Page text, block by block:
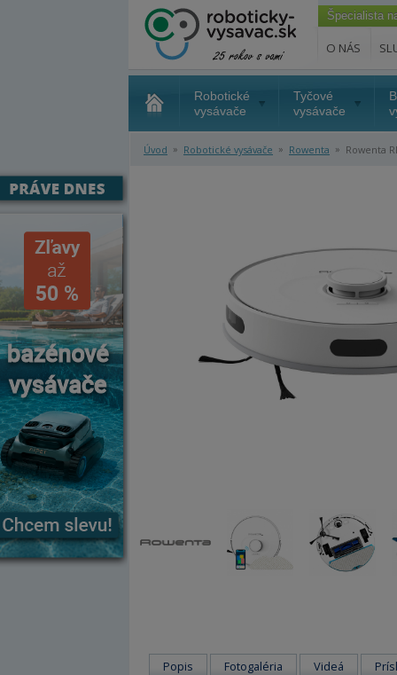
Špecialista
O NÁS
Robotické
vysávače
Tyčové
vysávače
Úvod » Robotické vysávače » Rowenta » Rowenta
Popis Fotogaléria Videá